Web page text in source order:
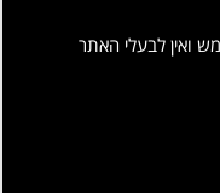
ואין לבעלי האתר